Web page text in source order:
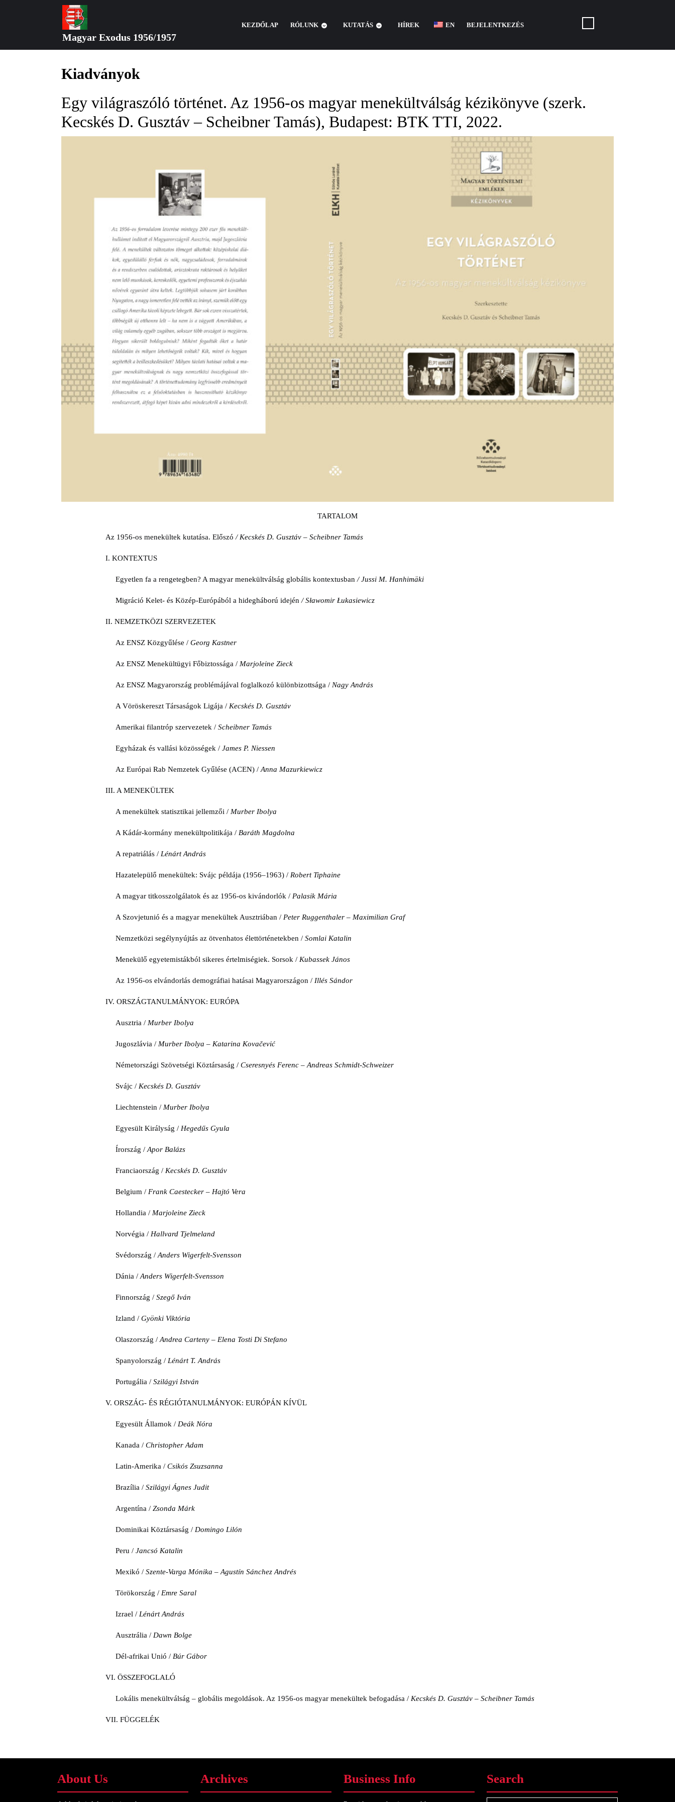
Magyar Exodus 1956/1957
KEZDŐLAP RÓLUNK KUTATÁS HÍREK EN BEJELENTKEZÉS
Kiadványok
Egy világraszóló történet. Az 1956-os magyar menekültválság kézikönyve (szerk.
Kecskés D. Gusztáv – Scheibner Tamás), Budapest: BTK TTI, 2022.
TARTALOM
Az 1956-os menekültek kutatása. Előszó/ Kecskés D. Gusztáv – Scheibner Tamás
I. KONTEXTUS
Egyetlen fa a rengetegben? A magyar menekültválság globális kontextusban/Jussi M. Hanhimäki
Migráció Kelet- és Közép-Európából a hidegháború idején/ Sławomir Łukasiewicz
II. NEMZETKÖZI SZERVEZETEK
Az ENSZ Közgyűlése / Georg Kastner
Az ENSZ Menekültügyi Főbiztossága / Marjoleine Zieck
Az ENSZ Magyarország problémájával foglalkozó különbizottsága / Nagy András
A Vöröskereszt Társaságok Ligája / Kecskés D. Gusztáv
Amerikai filantróp szervezetek / Scheibner Tamás
Egyházak és vallási közösségek / James P. Niessen
Az Európai Rab Nemzetek Gyűlése (ACEN) /Anna Mazurkiewicz
III. A MENEKÜLTEK
A menekültek statisztikai jellemzői / Murber Ibolya
A Kádár-kormány menekültpolitikája / Baráth Magdolna
A repatriálás / Lénárt András
Hazatelepülő menekültek: Svájc példája (1956‒1963) / Robert Tiphaine
A magyar titkosszolgálatok és az 1956-os kivándorlók / Palasik Mária
A Szovjetunió és a magyar menekültek Ausztriában / Peter Ruggenthaler – Maximilian Graf
Nemzetközi segélynyújtás az ötvenhatos élettörténetekben / Somlai Katalin
Menekülő egyetemistákból sikeres értelmiségiek. Sorsok / Kubassek János
Az 1956-os elvándorlás demográfiai hatásai Magyarországon / Illés Sándor
IV. ORSZÁGTANULMÁNYOK: EURÓPA
Ausztria / Murber Ibolya
Jugoszlávia / Murber Ibolya – Katarina Kovačević
Németországi Szövetségi Köztársaság / Cseresnyés Ferenc – Andreas Schmidt-Schweizer
Svájc / Kecskés D. Gusztáv
Liechtenstein / Murber Ibolya
Egyesült Királyság / Hegedűs Gyula
Írország /Apor Balázs
Franciaország / Kecskés D. Gusztáv
Belgium / Frank Caestecker – Hajtó Vera
Hollandia / Marjoleine Zieck
Norvégia / Hallvard Tjelmeland
Svédország /Anders Wigerfelt-Svensson
Dánia /Anders Wigerfelt-Svensson
Finnország / Szegő Iván
Izland / Gyönki Viktória
Olaszország /Andrea Carteny – Elena Tosti Di Stefano
Spanyolország / Lénárt T. András
Portugália / Szilágyi István
V. ORSZÁG- ÉS RÉGIÓTANULMÁNYOK: EURÓPÁN KÍVÜL
Egyesült Államok / Deák Nóra
Kanada / Christopher Adam
Latin-Amerika / Csikós Zsuzsanna
Brazília / Szilágyi Ágnes Judit
Argentína / Zsonda Márk
Dominikai Köztársaság / Domingo Lilón
Peru / Jancsó Katalin
Mexikó / Szente-Varga Mónika – Agustín Sánchez Andrés
Törökország / Emre Saral
Izrael / Lénárt András
Ausztrália / Dawn Bolge
Dél-afrikai Unió / Búr Gábor
VI. ÖSSZEFOGLALÓ
Lokális menekültválság – globális megoldások. Az 1956-os magyar menekültek befogadása / Kecskés D. Gusztáv – Scheibner Tamás
VII. FÜGGELÉK
About Us Archives Business Info Search